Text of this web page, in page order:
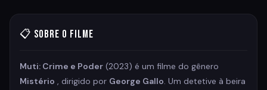
📋 Sobre o Filme
Muti: Crime e Poder (2023) é um filme do gênero
Mistério , dirigido por George Gallo. Um detetive à beira